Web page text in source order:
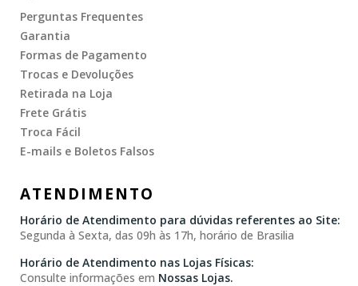
Perguntas Frequentes
Garantia
Formas de Pagamento
Trocas e Devoluções
Retirada na Loja
Frete Grátis
Troca Fácil
E-mails e Boletos Falsos
ATENDIMENTO
Horário de Atendimento para dúvidas referentes ao Site:
Segunda à Sexta, das 09h às 17h, horário de Brasilia
Horário de Atendimento nas Lojas Físicas:
Consulte informações em Nossas Lojas.